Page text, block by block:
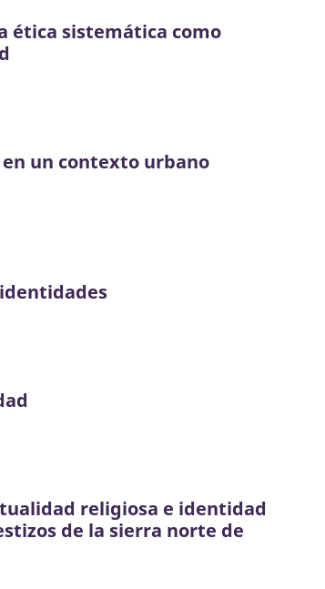
ética sistemática como
en un contexto urbano
religiosa e identidad
de la sierra norte de